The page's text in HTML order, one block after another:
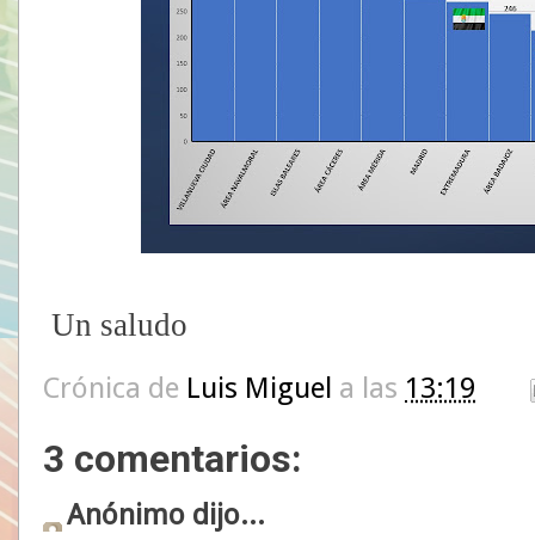
Un saludo
Crónica de Luis Miguel a las 13:19
3 comentarios:
Anónimo dijo...